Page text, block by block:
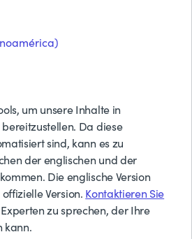
um unsere Inhalte in
Da diese
sind, kann es zu
der englischen und der
Die englische Version
Version. Kontaktieren Sie
zu sprechen, der Ihre
kann.
Themen- und
zur Verwaltung von
IT-Abläufen und